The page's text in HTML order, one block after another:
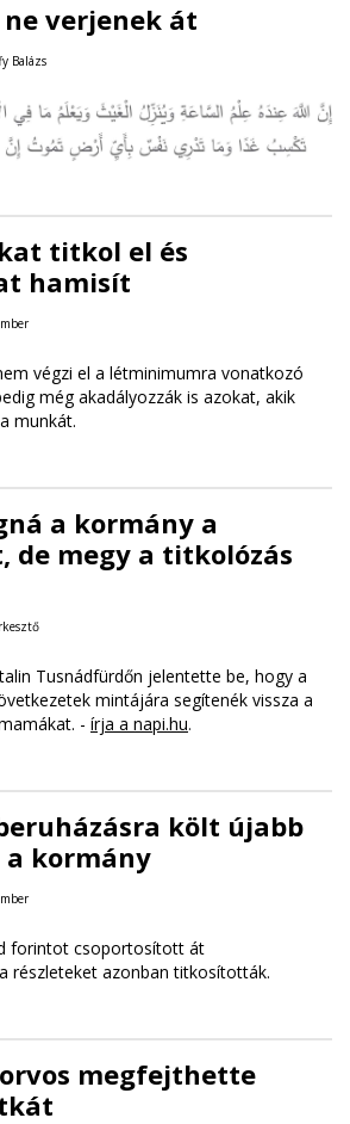
verjenek át
Balázs
titkol el és
hamisít
végzi el a létminimumra vonatkozó
még akadályozzák is azokat, akik
munkát.
a kormány a
de megy a titkolózás
Tusnádfürdőn jelentette be, hogy a
mintájára segítenék vissza a
- írja a napi.hu.
költ újabb
kormány
forintot csoportosított át
részleteket azonban titkosították.
megfejthette